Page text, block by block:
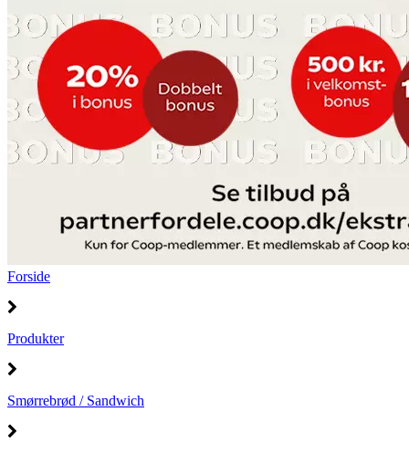
Forside
Produkter
Smørrebrød / Sandwich